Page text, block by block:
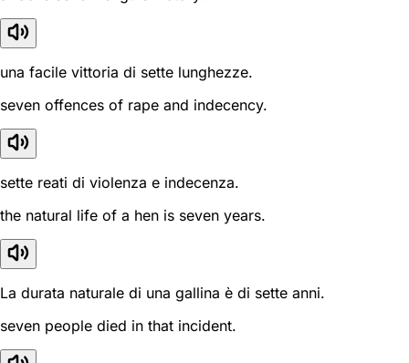
una facile vittoria di sette lunghezze.
seven offences of rape and indecency.
sette reati di violenza e indecenza.
the natural life of a hen is seven years.
La durata naturale di una gallina è di sette anni.
seven people died in that incident.